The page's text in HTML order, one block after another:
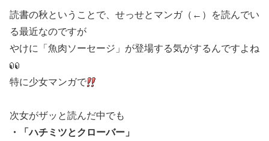
読書の秋ということで、せっせとマンガ（←）を読んでい
る最近なのですが
やけに「魚肉ソーセージ」が登場する気がするんですよね
特に少女マンガで
次女がザッと読んだ中でも
・「ハチミツとクローバー」